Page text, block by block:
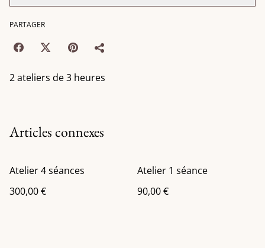
PARTAGER
2 ateliers de 3 heures
Articles connexes
Atelier 4 séances
300,00 €
Atelier 1 séance
90,00 €